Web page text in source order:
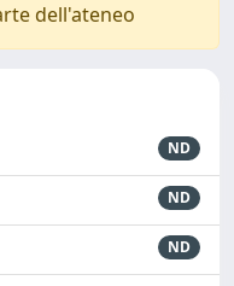
dell'ateneo
ND
ND
ND